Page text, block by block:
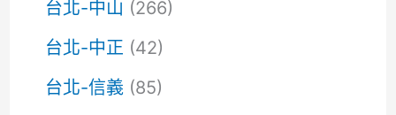
台北-中山 (266)
台北-中正 (42)
台北-信義(85)